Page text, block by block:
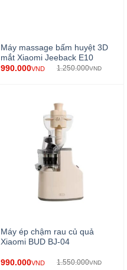
Máy massage bấm huyệt 3D
mắt Xiaomi Jeeback E10
990.000VND 1.250.000VND
Máy ép chậm rau củ quả
Xiaomi BUD BJ-04
990.000VND 1.550.000VND